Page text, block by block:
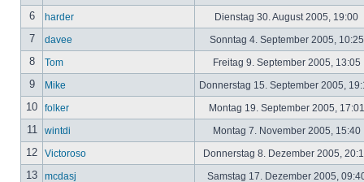
6 harder Dienstag 30. August 2005, 19:00
7 davee Sonntag 4. September 2005,
8 Tom Freitag 9. September 2005, 13:05
9 Mike Donnerstag 15. September 2005,
10 folker Montag 19. September 2005,
11 wintdi Montag 7. November 2005, 15:40
12 Victoroso Donnerstag 8. Dezember 2005,
13 mcdasj Samstag 17. Dezember 2005,